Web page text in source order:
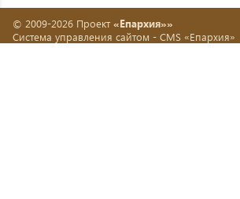
© 2009-2026 Проект «Епархия»»
Система управления сайтом - CMS «Епархия»